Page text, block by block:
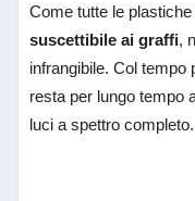
Come tutte le
suscettibile ai graffi,
infrangibile. Col tempo
resta per lungo tempo
luci a spettro completo.